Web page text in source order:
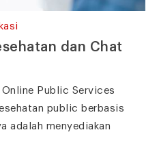
dan Chat
Public Services
public berbasis
adalah menyediakan